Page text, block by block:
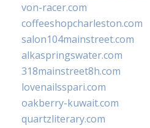
von-racer.com
coffeeshopcharleston.com
salon104mainstreet.com
alkaspringswater.com
318mainstreet8h.com
lovenailsspari.com
oakberry-kuwait.com
quartzliterary.com